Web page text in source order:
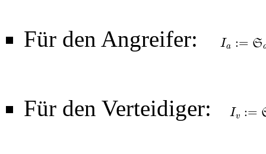
Für den Angreifer: Ia := S
Sa⋅ Ga100
Für den Verteidiger: Iv :=
:=Sv ⋅Gv